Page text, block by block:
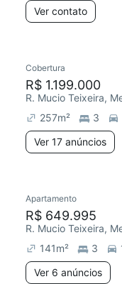
Ver contato
Redecorar
Cobertura
R$ 1.199.000
R. Mucio Teixeira,
257m² 3
Ver 17 anúncios
Redecorar
Apartamento
R$ 649.995
R. Mucio Teixeira,
141m² 3
Ver 6 anúncios